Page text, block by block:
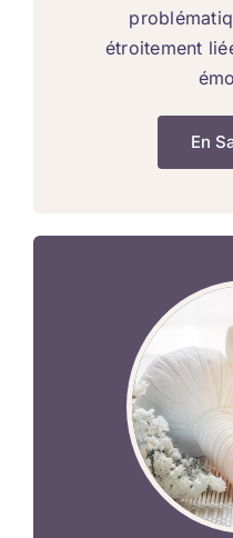
étroitement
En